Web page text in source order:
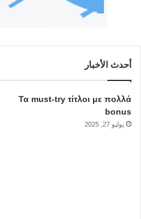
أحدث الأخبار
Τα must-try τίτλοι με πολλά
bonus
يوليو 27, 2025